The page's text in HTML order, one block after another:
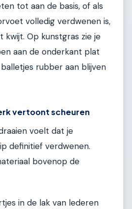
tot aan de basis, of als
volledig verdwenen is,
kwijt. Op kunstgras zie je
aan de onderkant plat
rubber aan blijven
vertoont scheuren
voelt dat je
definitief verdwenen.
bovenop de
in de lak van lederen